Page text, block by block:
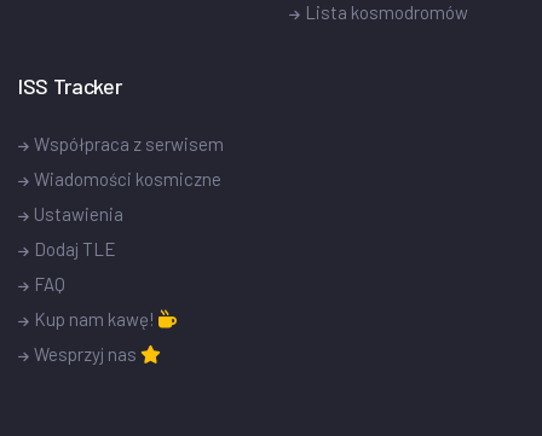
Lista kosmodromów
ISS Tracker
Współpraca z serwisem
Wiadomości kosmiczne
Ustawienia
Dodaj TLE
FAQ
Kup nam kawę!
Wesprzyj nas